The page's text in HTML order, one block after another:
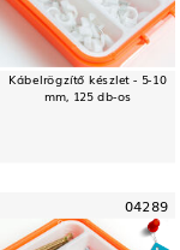
Kábelrögzítő készlet - 5-10
mm, 125 db-os
04289